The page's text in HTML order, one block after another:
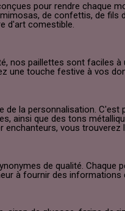
pour rendre chaque
de confettis, de
d'art comestible.
nos paillettes sont faciles
une touche festive à vos
de la personnalisation.
ainsi que des tons
enchanteurs, vous
de qualité.
à fournir des